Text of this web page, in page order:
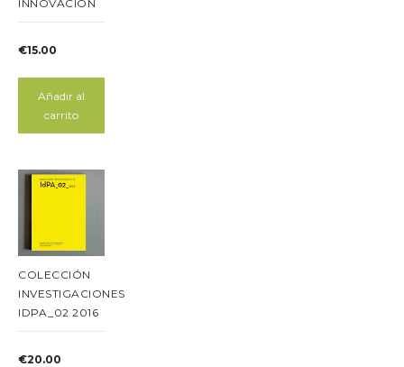
INNOVACIÓN
€15.00
Añadir al
carrito
COLECCIÓN
INVESTIGACIONES
IDPA_02 2016
€20.00